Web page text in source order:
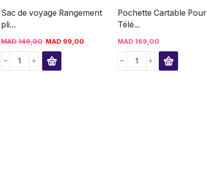
Sac de voyage Rangement
pli...
MAD149,00 MAD 99,00
Pochette Cartable Pour
Télé...
MAD 169,00